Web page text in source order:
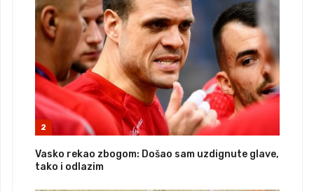
2
Vasko rekao zbogom: Došao sam uzdignute glave,
tako i odlazim